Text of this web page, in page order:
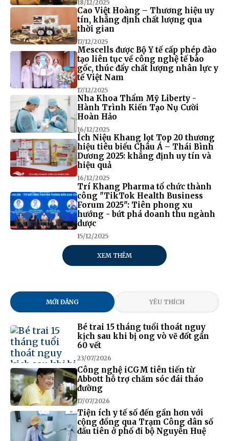
18/12/2025
Cao Việt Hoàng – Thương hiệu uy
tín, khẳng định chất lượng qua
thời gian
17/12/2025
Mescells được Bộ Y tế cấp phép đào
tạo liên tục về công nghệ tế bào
gốc, thúc đẩy chất lượng nhân lực y
tế Việt Nam
17/12/2025
Nha Khoa Thẩm Mỹ Liberty -
Hành Trình Kiến Tạo Nụ Cười
Hoàn Hảo
16/12/2025
Ích Niệu Khang lọt Top 20 thương
hiệu tiêu biểu Châu Á – Thái Bình
Dương 2025: khẳng định uy tín và
hiệu quả
16/12/2025
Trí Khang Pharma tổ chức thành
công "TikTok Health Business
Forum 2025": Tiên phong xu
hướng - bứt phá doanh thu ngành
dược
15/12/2025
XEM THÊM
MỚI ĐĂNG YÊU THÍCH
Bé trai 15 tháng tuổi thoát nguy
kịch sau khi bị ong vò vẽ đốt gần
60 vết
23/07/2026
Công nghệ iCGM tiên tiến từ
Abbott hỗ trợ chăm sóc đái tháo
đường
17/07/2026
Tiện ích y tế số đến gần hơn với
cộng đồng qua Trạm Công dân số
đầu tiên ở phố đi bộ Nguyễn Huệ